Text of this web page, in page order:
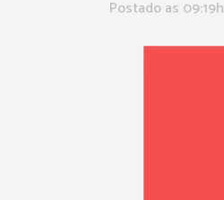
Postado as 09:19h